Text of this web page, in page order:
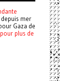
mer
Gaza de
plus de